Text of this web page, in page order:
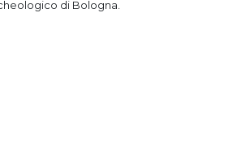
di Bologna.